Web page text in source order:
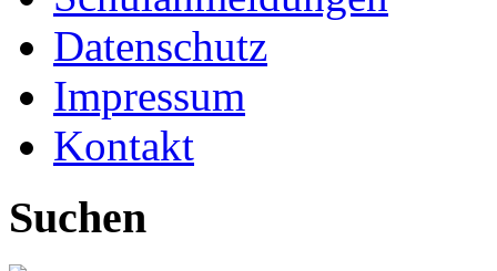
Datenschutz
Impressum
Kontakt
Suchen